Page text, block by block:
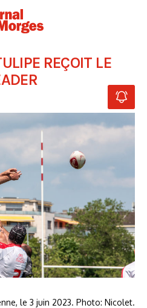
REÇOIT LE
le 3 juin 2023. Photo: Nicolet.